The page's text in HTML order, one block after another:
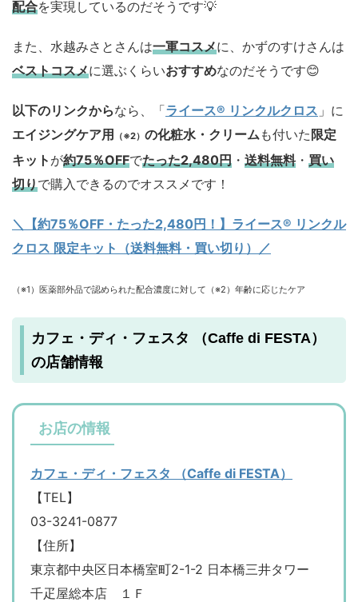
配合を実現しているのだそうです💡
また、水越みさとさんは一軍コスメに、かずのすけさんは
ベストコスメに選ぶくらいおすすめなのだそうです😊
以下のリンクからなら、「ライース® リンクルクロス 」に
エイジングケア用 （※2） の化粧水・クリーム も付いた限定
キット が約75％OFFでたった2,480円 ・ 送料無料・ 買い
切りで購入できるのでオススメです！
＼【約75％OFF・たった2,480円！ 】ライース® リンクル
クロス 限定キット（送料無料・買い切り）／
（※1）医薬部外品で認められた配合濃度に対して（※2）年齢に応じたケア
カフェ・ディ・フェスタ （Caffe di FESTA）
の店舗情報
お店の情報
カフェ・ディ・フェスタ （Caffe di FESTA）
【TEL】
03-3241-0877
【住所】
東京都中央区日本橋室町2-1-2 日本橋三井タワー
千疋屋総本店 １Ｆ